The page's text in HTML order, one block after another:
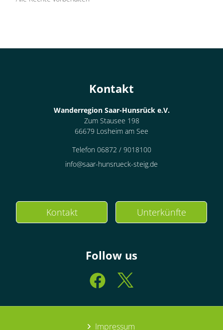
Kontakt
Wanderregion Saar-Hunsrück e.V.
Zum Stausee 198
66679 Losheim am See
Telefon 06872 / 9018100
info@saar-hunsrueck-steig.de
Kontakt Unterkünfte
Follow us
Impressum